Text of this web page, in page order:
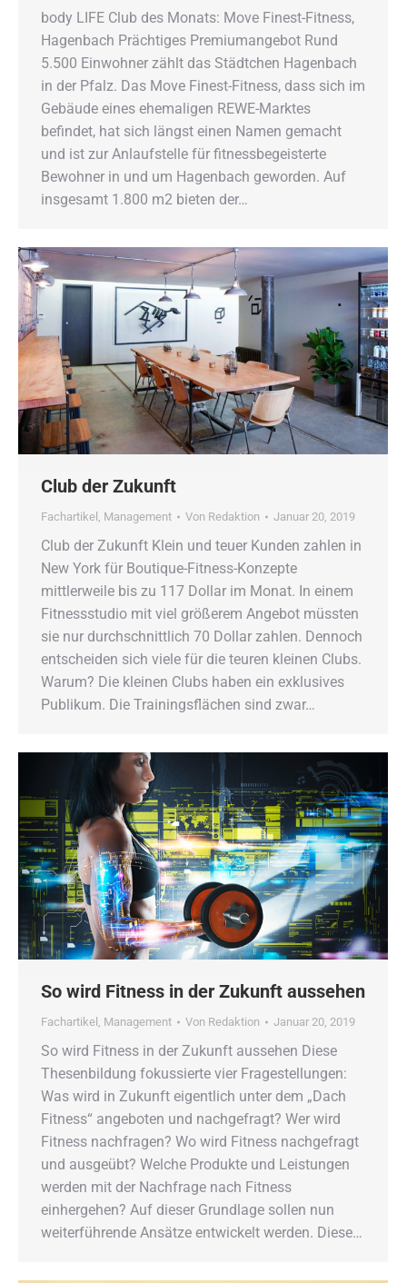
body LIFE Club des Monats: Move Finest-Fitness,
Hagenbach Prächtiges Premiumangebot Rund
5.500 Einwohner zählt das Städtchen Hagenbach
in der Pfalz. Das Move Finest-Fitness, dass sich im
Gebäude eines ehemaligen REWE-Marktes
befindet, hat sich längst einen Namen gemacht
und ist zur Anlaufstelle für fitnessbegeisterte
Bewohner in und um Hagenbach geworden. Auf
insgesamt 1.800 m2 bieten der…
Club der Zukunft
Fachartikel Management Von Redaktion Januar 20, 2019
Club der Zukunft Klein und teuer Kunden zahlen in
New York für Boutique-Fitness-Konzepte
mittlerweile bis zu 117 Dollar im Monat. In einem
Fitnessstudio mit viel größerem Angebot müssten
sie nur durchschnittlich 70 Dollar zahlen. Dennoch
entscheiden sich viele für die teuren kleinen Clubs.
Warum? Die kleinen Clubs haben ein exklusives
Publikum. Die Trainingsflächen sind zwar…
So wird Fitness in der Zukunft aussehen
Fachartikel Management Von Redaktion Januar 20, 2019
So wird Fitness in der Zukunft aussehen Diese
Thesenbildung fokussierte vier Fragestellungen:
Was wird in Zukunft eigentlich unter dem „Dach
Fitness“ angeboten und nachgefragt? Wer wird
Fitness nachfragen? Wo wird Fitness nachgefragt
und ausgeübt? Welche Produkte und Leistungen
werden mit der Nachfrage nach Fitness
einhergehen? Auf dieser Grundlage sollen nun
weiterführende Ansätze entwickelt werden. Diese…